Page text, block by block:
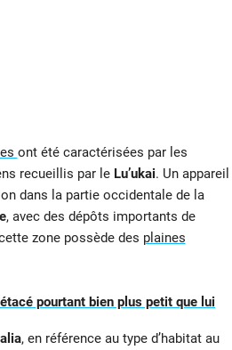
ont été caractérisées par les
recueillis par le Lu’ukai. Un appareil
dans la partie occidentale de la
, avec des dépôts importants de
zone possède des plaines
pourtant bien plus petit que lui
, en référence au type d’habitat au